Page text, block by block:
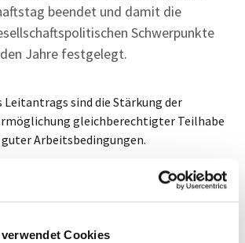
Cookies
beendet und damit die
Schwerpunkte
Jahre festgelegt.
Leitantrags sind die Stärkung der
gleichberechtigter Teilhabe
guter Arbeitsbedingungen.
Verantwortung.
für gesellschaftliche Teilhabe,
so die Vorsitzende der GEW